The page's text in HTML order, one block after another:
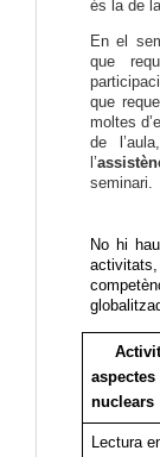
és la de
En el
que
que
moltes
de
l’
seminari.
No hi
aspectes
nuclears
Lectura